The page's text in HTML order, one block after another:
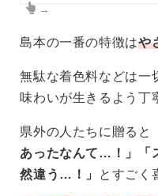
→
島本の一番の特徴はや
無駄な着色料などは一
味わいが生きるよう丁
県外の人たちに贈ると
あったなんて…！」「
然違う…！」
とすごく